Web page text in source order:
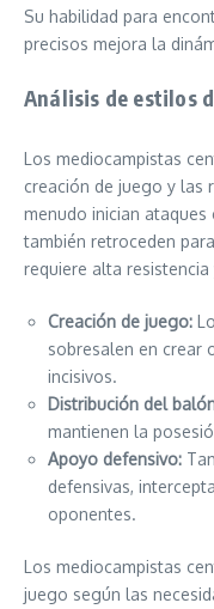
Su habilidad para
precisos mejora la
Análisis de estilos
Los mediocampistas
creación de juego y las
menudo inician
también retroceden
requiere alta
Creación de juego:
sobresalen en crear
incisivos.
Distribución del
mantienen la
Apoyo defensivo:
defensivas,
oponentes.
Los mediocampistas
juego según las